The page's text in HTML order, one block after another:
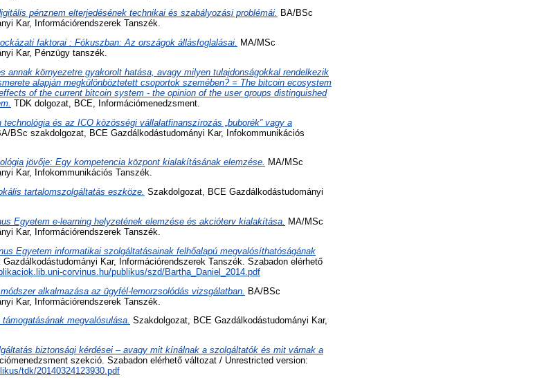
pénznem elterjedésének technikai és szabályozási problémái. BA/BSc
Kar, Információrendszerek Tanszék.
faktorai : Fókuszban: Az országok állásfoglalásai.
MA/MSc
Kar, Pénzügy tanszék.
annak környezetre gyakorolt hatása, avagy milyen tulajdonságokkal rendelkezik
alapján megkülönböztetett csoportok szemében? = The bitcoin ecosystem
of the current bitcoin system - the opinion of the user groups distinguished
TDK dolgozat, BCE, Információmenedzsment.
technológia és az ICO közösségi vállalatfinanszírozás „buborék” vagy a
BSc szakdolgozat, BCE Gazdálkodástudományi Kar, Infokommunikációs
jövője: Egy kompetencia központ kialakításának elemzése. MA/MSc
Kar, Infokommunikációs Tanszék.
tartalomszolgáltatás eszköze. Szakdolgozat, BCE Gazdálkodástudományi
Egyetem e-learning helyzetének elemzése és akcióterv kialakítása.
MA/MSc
Kar, Információrendszerek Tanszék.
Egyetem informatikai szolgáltatásainak felhőalapú megvalósíthatóságának
Kar, Információrendszerek Tanszék. Szabadon elérhető
corvinus.hu/publikus/szd/Bartha_Daniel_2014.pdf
alkalmazása az ügyfél-lemorzsolódás vizsgálatban. BA/BSc
Kar, Információrendszerek Tanszék.
megvalósulása. Szakdolgozat, BCE Gazdálkodástudományi Kar,
biztonsági kérdései – avagy mit kínálnak a szolgáltatók és mit várnak a
szekció. Szabadon elérhető változat / Unrestricted version:
tdk/20140324123930.pdf